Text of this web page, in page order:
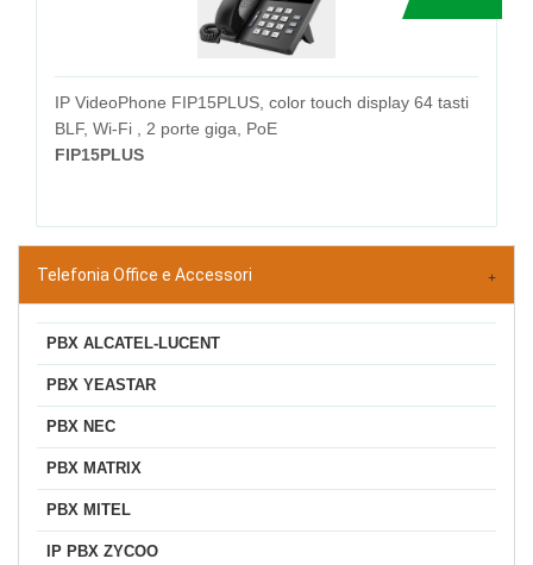
IP VideoPhone FIP15PLUS, color touch display 64 tasti
BLF, Wi-Fi , 2 porte giga, PoE
FIP15PLUS
Telefonia Office e Accessori
PBX ALCATEL-LUCENT
PBX YEASTAR
PBX NEC
PBX MATRIX
PBX MITEL
IP PBX ZYCOO